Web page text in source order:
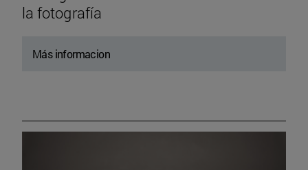
la fotografía
Más informacion